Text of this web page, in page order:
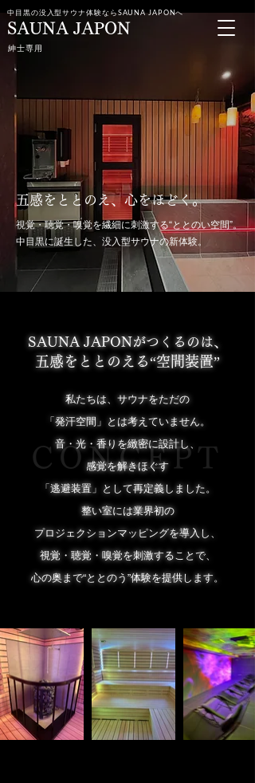
中目黒の没入型サウナ体験ならSAUNA JAPONへ
SAUNA JAPON
紳士専用
五感をととのえ、心をほどく。
視覚・聴覚・嗅覚を繊細に刺激する“ととのい空間”。
中目黒に誕生した、没入型サウナの新体験。
SAUNA JAPONがつくるのは、
五感をととのえる“空間装置”
CONCEPT
私たちは、サウナをただの
「発汗空間」とは考えていません。
音・光・香りを緻密に設計し、
感覚を解きほぐす
「逃避装置」として再定義しました。
整い室には業界初の
プロジェクションマッピングを導入し、
視覚・聴覚・嗅覚を刺激することで、
心の奥まで“ととのう”体験を提供します。